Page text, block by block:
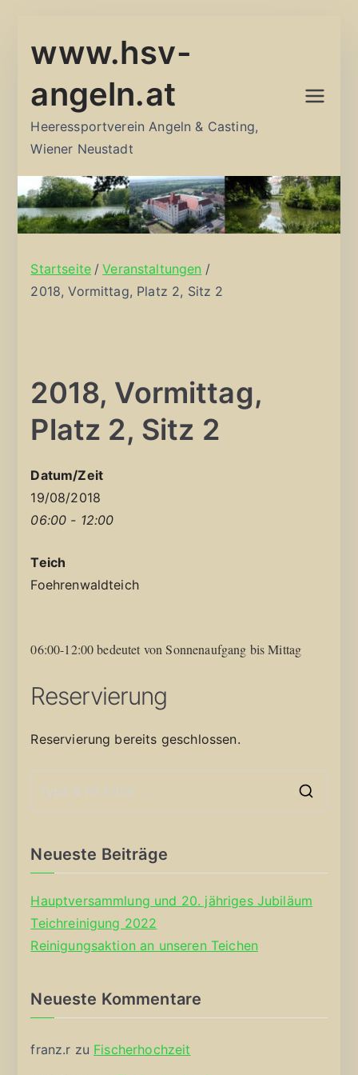
Inhalt
www.hsv-
angeln.at
Heeressportverein Angeln & Casting,
Wiener Neustadt
Startseite
Veranstaltungen
2018, Vormittag, Platz 2, Sitz 2
2018, Vormittag,
Platz 2, Sitz 2
Datum/Zeit
19/08/2018
06:00 - 12:00
Teich
Foehrenwaldteich
06:00-12:00 bedeutet von Sonnenaufgang bis Mittag
Reservierung
Reservierung bereits geschlossen.
Neueste Beiträge
Hauptversammlung und 20. jähriges Jubiläum
Teichreinigung 2022
Reinigungsaktion an unseren Teichen
Neueste Kommentare
franz.r zu Fischerhochzeit